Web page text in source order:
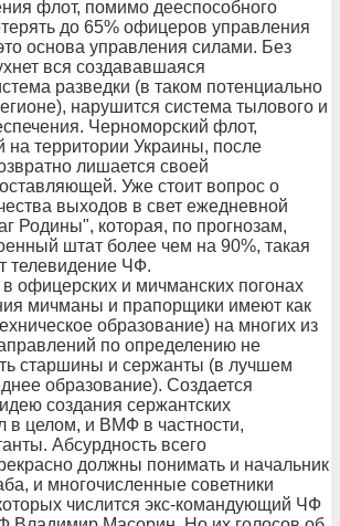
флот, помимо дееспособного
до 65% офицеров управления
основа управления силами. Без
вся создававшаяся
разведки (в таком потенциально
нарушится система тылового и
Черноморский флот,
на территории Украины, после
лишается своей
Уже стоит вопрос о
выходов в свет ежедневной
Родины", которая, по прогнозам,
штат более чем на 90%, такая
телевидение ЧФ.
офицерских и мичманских погонах
мичманы и прапорщики имеют как
образование) на многих из
по определению не
старшины и сержанты (в лучшем
образование). Создается
создания сержантских
в целом, и ВМФ в частности,
Абсурдность всего
должны понимать и начальник
и многочисленные советники
числится экс-командующий ЧФ